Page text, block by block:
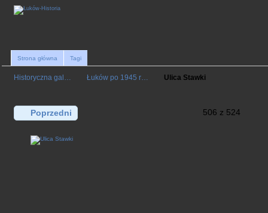
Strona główna Tagi
Historyczna gal… Łuków po 1945 r… Ulica Stawki
Poprzedni 506 z 524